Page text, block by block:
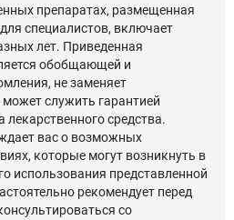
препаратах, размещенная
специалистов, включает
лет. Приведенная
обобщающей и
не заменяет
служить гарантией
средства.
вас о возможных
которые могут возникнуть в
использования представленной
рекомендует перед
со